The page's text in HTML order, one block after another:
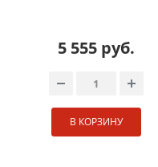
5 555 руб.
В КОРЗИНУ